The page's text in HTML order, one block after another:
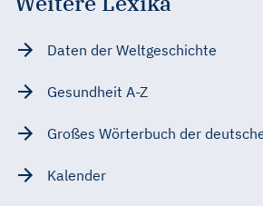
Daten der Weltgeschichte
Gesundheit A-Z
Großes Wörterbuch der
Kalender